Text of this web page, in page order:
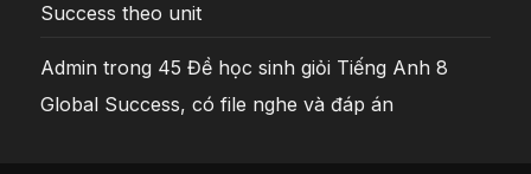
Success theo unit
Admin trong 45 Đề học sinh giỏi Tiếng Anh 8
Global Success, có file nghe và đáp án